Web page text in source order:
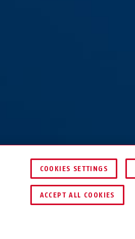
VERGLEICHEN
COOKIES SETTINGS
ACCEPT ALL COOKIES